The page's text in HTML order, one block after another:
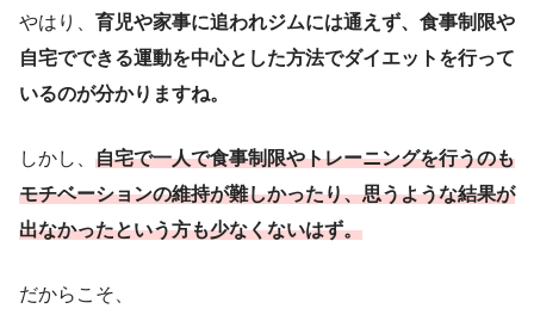
やはり、 育児や家事に追われジムには通えず、食事制限や
自宅でできる運動を中心とした方法でダイエットを行って
いるのが分かりますね。
しかし、 自宅で一人で食事制限やトレーニングを行うのも
モチベーションの維持が難しかったり、思うような結果が
出なかったという方も少なくないはず。
だからこそ、